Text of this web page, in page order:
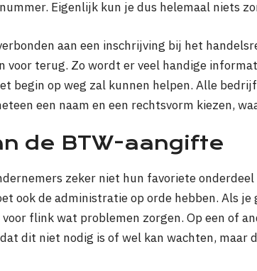
Eigenlijk kun je dus helemaal niets
aan een inschrijving bij het
voor terug. Zo wordt er veel handige
begin op weg zal kunnen helpen. Alle
een naam en een rechtsvorm kiezen,
de BTW-aangifte
zeker niet hun favoriete
ook de administratie op orde hebben. Als je
flink wat problemen zorgen. Op een of
dit niet nodig is of wel kan wachten, maar